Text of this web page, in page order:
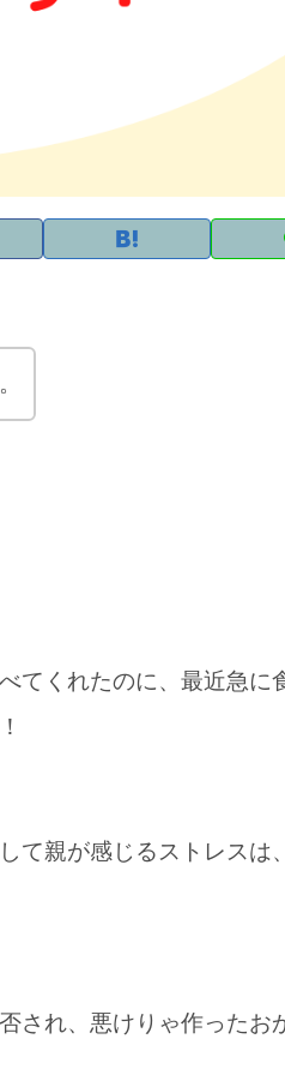
てくれたのに、最近急
て親が感じるストレス
れ、悪けりゃ作ったお